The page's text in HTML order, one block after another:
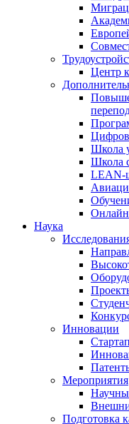
Центр
Школа
Школа
LEAN-
Наука
Инновации
Мероприятия
Подготовка